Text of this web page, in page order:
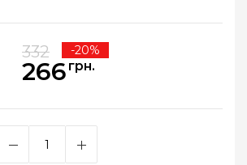
332 -20%
266 грн.